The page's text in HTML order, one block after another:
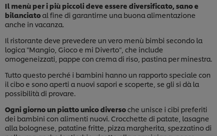
Il menù per i più piccoli deve essere diversificato, sano e
bilanciatoal fine di garantirne una buona alimentazione
anche in vacanza.
Il ristorante deve prevedere un vero menù bimbi secondo la
logica "Mangio, Gioco e mi Diverto", che include
omogeneizzati, pappe con crema di riso, pastina per minestra.
Tutto questo perché i bambini hanno un rapporto speciale con
il cibo e sono aperti a nuovi sapori e scoperte, se gli si dà la
possibilità di provare.
Ogni giorno un piatto unico diversoche unisce i cibi preferiti
dei bambini con alimenti nuovi. Crocchette di patate, lasagne
alla bolognese, patatine fritte, pizza margherita, spezzatino di
Usiamo cookies e tecnologie simili – anche di terze
parti – per migliorare la tua esperienza online sul
salvare la tua "shopping basket" online) e – previo
consenso – fornire funzionalità di social media
(Facebook, Instagram, etc.) e personalizzare i